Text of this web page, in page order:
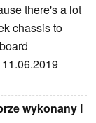
there's a lot
chassis to
wykonany i